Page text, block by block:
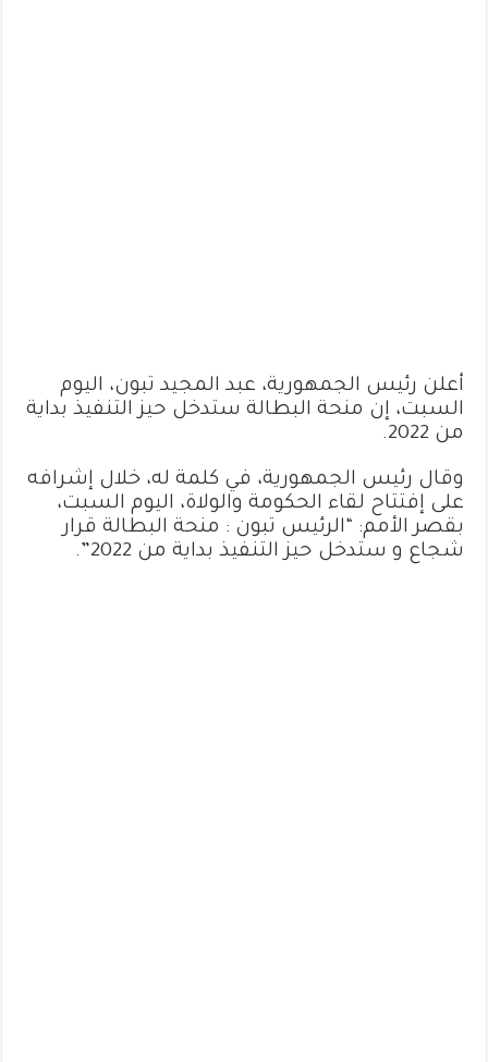
أعلن رئيس الجمهورية، عبد المجيد تبون، اليوم
السبت، إن منحة البطالة ستدخل حيز التنفيذ بداية
من 2022.
وقال رئيس الجمهورية، في كلمة له، خلال إشرافه
على إفتتاح لقاء الحكومة والولاة، اليوم السبت،
بقصر الأمم: “الرئيس تبون : منحة البطالة قرار
شجاع و ستدخل حيز التنفيذ بداية من 2022”.